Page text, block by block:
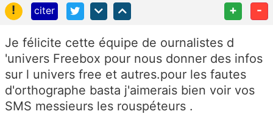
!
citer + -
Je félicite cette équipe de ournalistes d
'univers Freebox pour nous donner des infos
sur l univers free et autres.pour les fautes
d'orthographe basta j'aimerais bien voir vos
SMS messieurs les rouspéteurs .